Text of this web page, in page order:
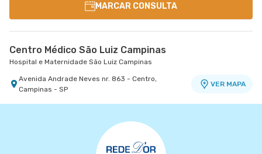
MARCAR CONSULTA
Centro Médico São Luiz Campinas
Hospital e Maternidade São Luiz Campinas
Avenida Andrade Neves nr. 863 - Centro,
Campinas - SP
VER MAPA